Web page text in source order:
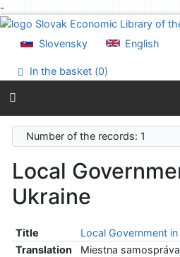
-
Go to content
Accessibility declaration
Slovensky English
In the basket (0)
Number of the records: 1
Local
Ukraine
Title
Local Government
Translation
Miestna